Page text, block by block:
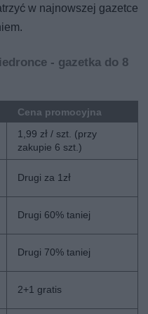
w najnowszej gazetce
- gazetka do 8
Cena promocyjna
1,99 zł / szt. (przy
zakupie 6 szt.)
Drugi za 1zł
Drugi 60% taniej
Drugi 70% taniej
2+1 gratis